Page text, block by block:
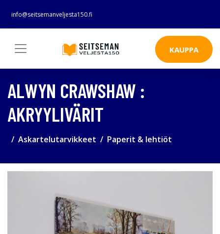
info@seitsemanveljesta150.fi
KAUPPA
ALWYN CRAWSHAW :
AKRYYLIVÄRIT
Askartelutarvikkeet Paperit & lehtiöt